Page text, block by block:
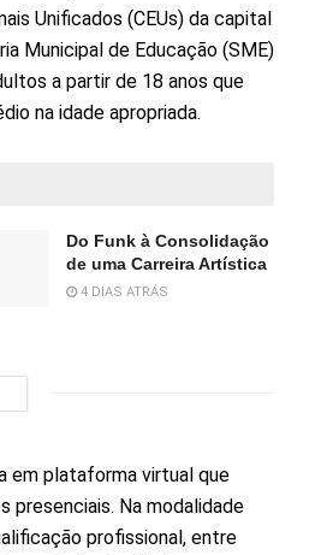
Unificados (CEUs) da capital
Municipal de Educação (SME)
a partir de 18 anos que
na idade apropriada.
Do Funk à Consolidação
de uma Carreira Artística
4 DIAS ATRÁS
em plataforma virtual que
presenciais. Na modalidade
profissional, entre